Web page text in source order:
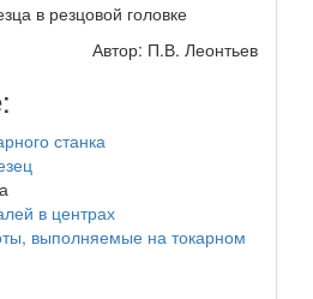
в резцовой головке
Автор: П.В. Леонтьев
станка
в центрах
выполняемые на токарном